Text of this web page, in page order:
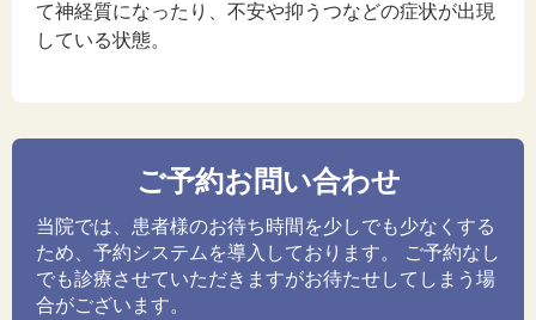
て神経質になったり、不安や抑うつなどの症状が出現
している状態。
ご予約お問い合わせ
当院では、患者様のお待ち時間を少しでも少なくする
ため、予約システムを導入しております。 ご予約なし
でも診療させていただきますがお待たせしてしまう場
合がございます。